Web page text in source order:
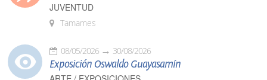
JUVENTUD
Tamames
08/05/2026 30/08/2026
Exposición Oswaldo Guayasamín